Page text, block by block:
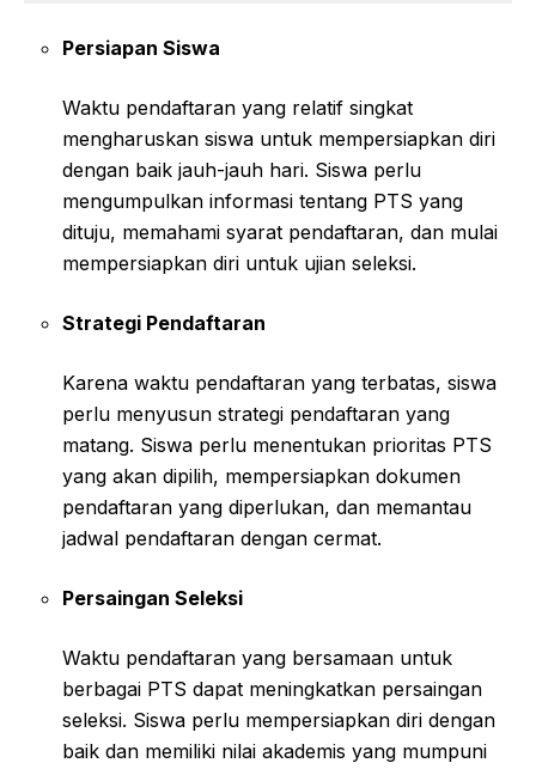
Persiapan Siswa
Waktu pendaftaran yang relatif singkat
mengharuskan siswa untuk mempersiapkan diri
dengan baik jauh-jauh hari. Siswa perlu
mengumpulkan informasi tentang PTS yang
dituju, memahami syarat pendaftaran, dan mulai
mempersiapkan diri untuk ujian seleksi.
Strategi Pendaftaran
Karena waktu pendaftaran yang terbatas, siswa
perlu menyusun strategi pendaftaran yang
matang. Siswa perlu menentukan prioritas PTS
yang akan dipilih, mempersiapkan dokumen
pendaftaran yang diperlukan, dan memantau
jadwal pendaftaran dengan cermat.
Persaingan Seleksi
Waktu pendaftaran yang bersamaan untuk
berbagai PTS dapat meningkatkan persaingan
seleksi. Siswa perlu mempersiapkan diri dengan
baik dan memiliki nilai akademis yang mumpuni